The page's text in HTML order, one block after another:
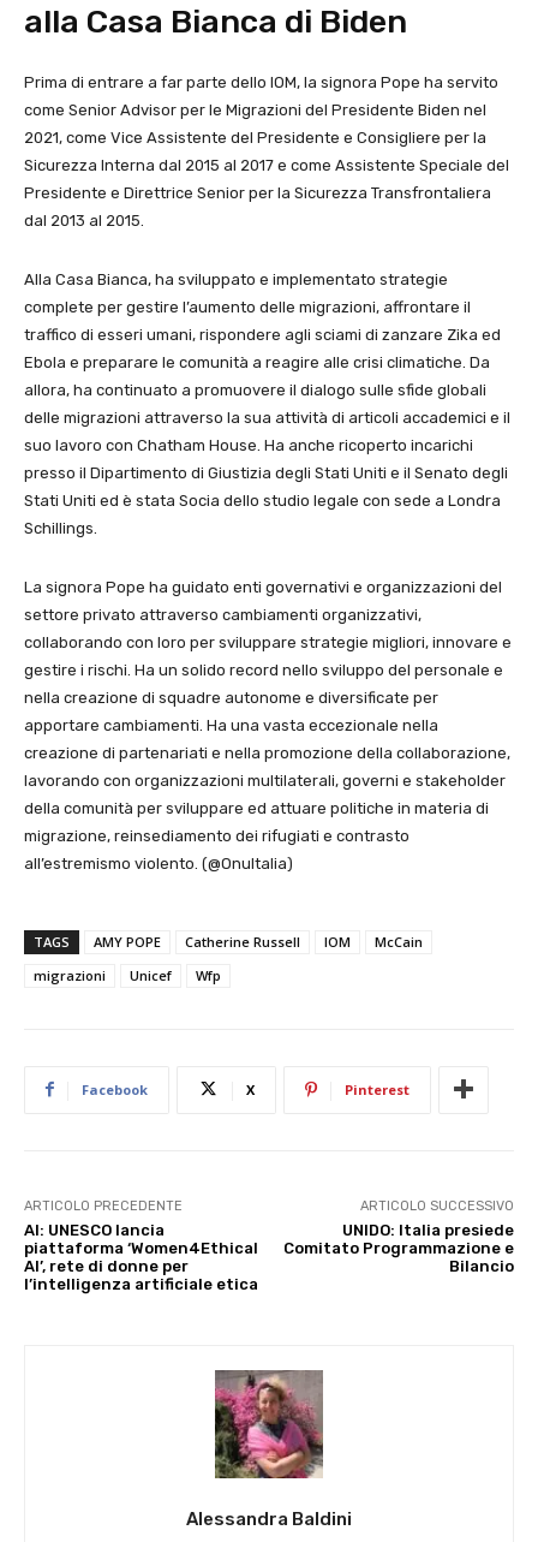
alla Casa Bianca di Biden
Prima di entrare a far parte dello IOM, la signora Pope ha servito
come Senior Advisor per le Migrazioni del Presidente Biden nel
2021, come Vice Assistente del Presidente e Consigliere per la
Sicurezza Interna dal 2015 al 2017 e come Assistente Speciale del
Presidente e Direttrice Senior per la Sicurezza Transfrontaliera
dal 2013 al 2015.
Alla Casa Bianca, ha sviluppato e implementato strategie
complete per gestire l’aumento delle migrazioni, affrontare il
traffico di esseri umani, rispondere agli sciami di zanzare Zika ed
Ebola e preparare le comunità a reagire alle crisi climatiche. Da
allora, ha continuato a promuovere il dialogo sulle sfide globali
delle migrazioni attraverso la sua attività di articoli accademici e il
suo lavoro con Chatham House. Ha anche ricoperto incarichi
presso il Dipartimento di Giustizia degli Stati Uniti e il Senato degli
Stati Uniti ed è stata Socia dello studio legale con sede a Londra
Schillings.
La signora Pope ha guidato enti governativi e organizzazioni del
settore privato attraverso cambiamenti organizzativi,
collaborando con loro per sviluppare strategie migliori, innovare e
gestire i rischi. Ha un solido record nello sviluppo del personale e
nella creazione di squadre autonome e diversificate per
apportare cambiamenti. Ha una vasta eccezionale nella
creazione di partenariati e nella promozione della collaborazione,
lavorando con organizzazioni multilaterali, governi e stakeholder
della comunità per sviluppare ed attuare politiche in materia di
migrazione, reinsediamento dei rifugiati e contrasto
all’estremismo violento. (@OnuItalia)
TAGS AMY POPE Catherine Russell IOM
McCain
migrazioni
Unicef Wfp
Facebook X Pinterest
ARTICOLO PRECEDENTE
AI: UNESCO lancia
piattaforma ‘Women4Ethical
AI’, rete di donne per
l’intelligenza artificiale etica
ARTICOLO SUCCESSIVO
UNIDO: Italia presiede
Comitato Programmazione e
Bilancio
Alessandra Baldini